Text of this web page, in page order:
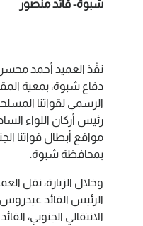
شبوة- قائد منصور
نفّذ العميد أحمد محسن
دفاع شبوة، بمعية
الرسمي لقواتنا
رئيس أركان اللواء
مواقع أبطال قواتنا
بمحافظة شبوة.
وخلال الزيارة، نقل
الرئيس القائد
الانتقالي الجنوبي،